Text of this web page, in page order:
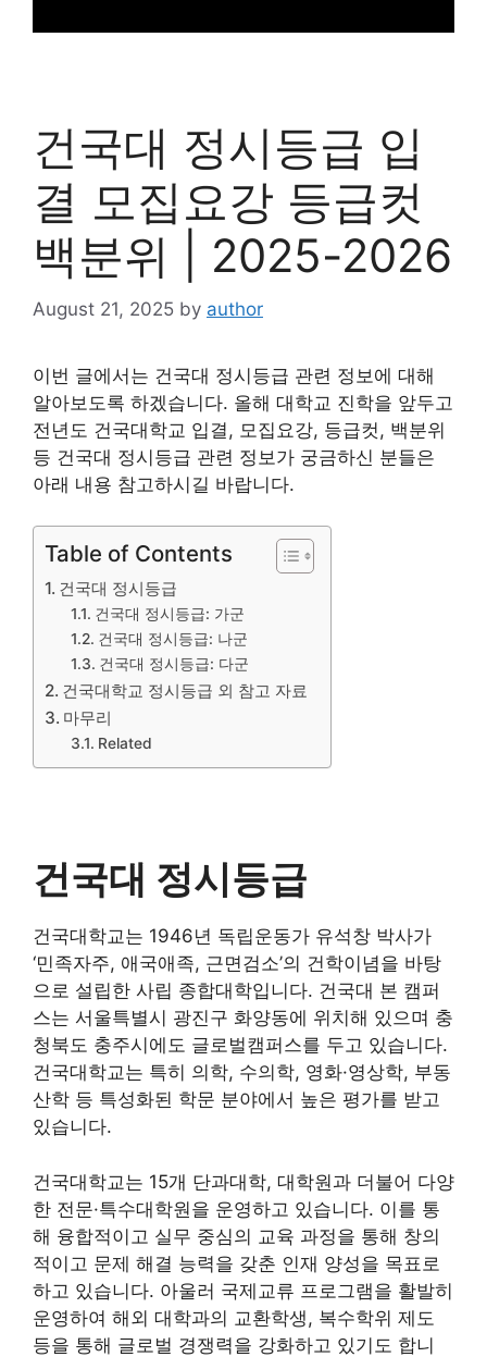
건국대 정시등급 입
결 모집요강 등급컷
백분위 | 2025-2026
August 21, 2025 by author
이번 글에서는 건국대 정시등급 관련 정보에 대해
알아보도록 하겠습니다. 올해 대학교 진학을 앞두고
전년도 건국대학교 입결, 모집요강, 등급컷, 백분위
등 건국대 정시등급 관련 정보가 궁금하신 분들은
아래 내용 참고하시길 바랍니다.
Table of Contents
건국대 정시등급
건국대 정시등급: 가군
건국대 정시등급: 나군
건국대 정시등급: 다군
건국대학교 정시등급 외 참고 자료
마무리
Related
건국대 정시등급
건국대학교는 1946년 독립운동가 유석창 박사가
‘민족자주, 애국애족, 근면검소’의 건학이념을 바탕
으로 설립한 사립 종합대학입니다. 건국대 본 캠퍼
스는 서울특별시 광진구 화양동에 위치해 있으며 충
청북도 충주시에도 글로벌캠퍼스를 두고 있습니다.
건국대학교는 특히 의학, 수의학, 영화·영상학, 부동
산학 등 특성화된 학문 분야에서 높은 평가를 받고
있습니다.
건국대학교는 15개 단과대학, 대학원과 더불어 다양
한 전문·특수대학원을 운영하고 있습니다. 이를 통
해 융합적이고 실무 중심의 교육 과정을 통해 창의
적이고 문제 해결 능력을 갖춘 인재 양성을 목표로
하고 있습니다. 아울러 국제교류 프로그램을 활발히
운영하여 해외 대학과의 교환학생, 복수학위 제도
등을 통해 글로벌 경쟁력을 강화하고 있기도 합니